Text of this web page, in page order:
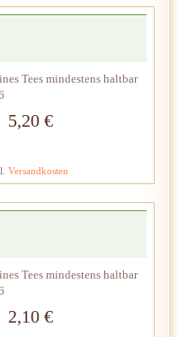
Tees mindestens haltbar
5,20 €
Versandkosten
Tees mindestens haltbar
2,10 €